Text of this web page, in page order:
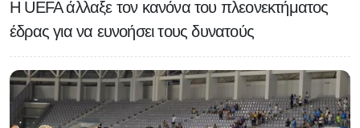
H UEFA άλλαξε τον κανόνα του πλεονεκτήματος
έδρας για να ευνοήσει τους δυνατούς